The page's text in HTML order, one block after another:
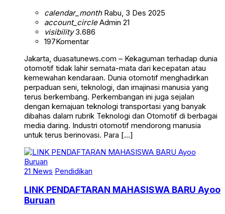
calendar_monthRabu, 3 Des 2025
account_circleAdmin 21
visibility3.686
197Komentar
Jakarta, duasatunews.com – Kekaguman terhadap dunia
otomotif tidak lahir semata-mata dari kecepatan atau
kemewahan kendaraan. Dunia otomotif menghadirkan
perpaduan seni, teknologi, dan imajinasi manusia yang
terus berkembang. Perkembangan ini juga sejalan
dengan kemajuan teknologi transportasi yang banyak
dibahas dalam rubrik Teknologi dan Otomotif di berbagai
media daring. Industri otomotif mendorong manusia
untuk terus berinovasi. Para […]
21 News Pendidikan
LINK PENDAFTARAN MAHASISWA BARU Ayoo
Buruan